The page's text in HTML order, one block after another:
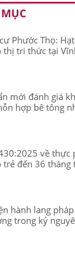
Phước Thọ:
thị tri thức tại
mới đánh giá
hợp bê tông
về thực
trẻ đến 36 tháng
hành lang
trong kỷ